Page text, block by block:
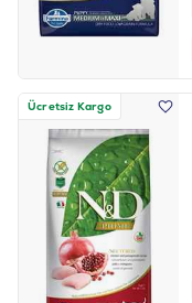
Ücretsiz Kargo